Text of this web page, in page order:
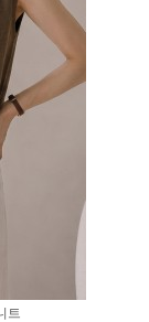
트